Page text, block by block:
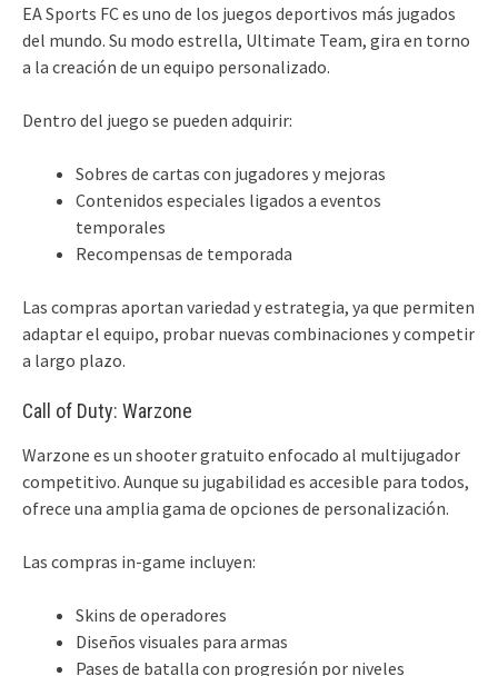
EA Sports FC es uno de los juegos deportivos más jugados
del mundo. Su modo estrella, Ultimate Team, gira en torno
a la creación de un equipo personalizado.
Dentro del juego se pueden adquirir:
Sobres de cartas con jugadores y mejoras
Contenidos especiales ligados a eventos
temporales
Recompensas de temporada
Las compras aportan variedad y estrategia, ya que permiten
adaptar el equipo, probar nuevas combinaciones y competir
a largo plazo.
Call of Duty: Warzone
Warzone es un shooter gratuito enfocado al multijugador
competitivo. Aunque su jugabilidad es accesible para todos,
ofrece una amplia gama de opciones de personalización.
Las compras in-game incluyen:
Skins de operadores
Diseños visuales para armas
Pases de batalla con progresión por niveles